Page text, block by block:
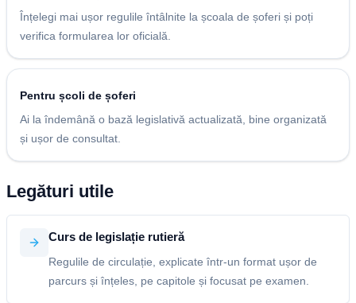
Înțelegi mai ușor regulile întâlnite la școala de șoferi și poți
verifica formularea lor oficială.
Pentru școli de șoferi
Ai la îndemână o bază legislativă actualizată, bine organizată
și ușor de consultat.
Legături utile
Curs de legislație rutieră
Regulile de circulație, explicate într-un format ușor de
parcurs și înțeles, pe capitole și focusat pe examen.